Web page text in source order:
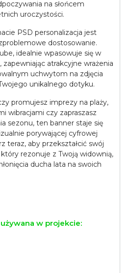
na słońcem
uroczystości.
PSD personalizacja jest
dostosowanie.
idealnie wpasowuje się w
zapewniając atrakcyjne wrażenia
uchwytom na zdjęcia
unikalnego dotyku.
promujesz imprezy na plaży,
wibracjami czy zapraszasz
sezonu, ten banner staje się
porywającej cyfrowej
teraz, aby przekształcić swój
który rezonuje z Twoją widownią,
ducha lata na swoich
w projekcie: